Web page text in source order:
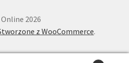
2026
z WooCommerce.